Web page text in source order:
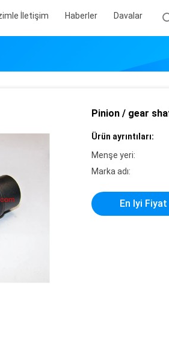
İletişim Haberler Davalar
Pinion / gear
Ürün ayrıntıları:
Menşe yeri:
Marka adı:
En Iyi Fiyat